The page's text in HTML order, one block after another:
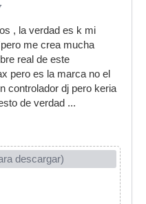
, la verdad es k mi
me crea mucha
real de este
pero es la marca no el
controlador dj pero keria
de verdad ...
descargar)